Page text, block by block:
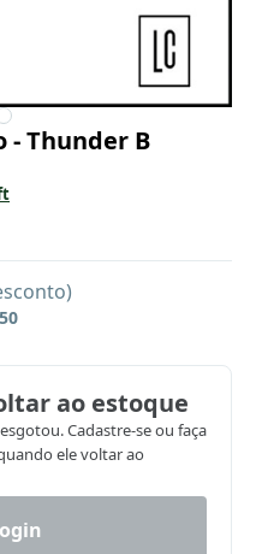
- Thunder B
ao estoque
Cadastre-se ou faça
ele voltar ao